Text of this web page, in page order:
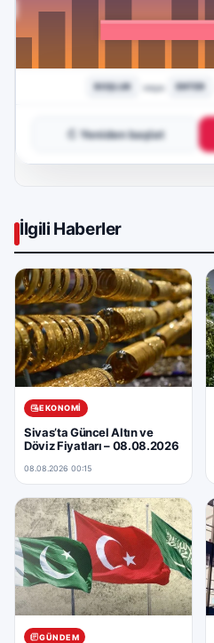
↻ Yeniden başlat
İlgili Haberler
EKONOMI
Sivas’ta Güncel Altın ve
Döviz Fiyatları – 08.08.2026
08.08.2026 00:15
GÜNDEM